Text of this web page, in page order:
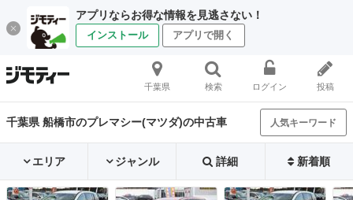
アプリならお得な情報を見逃さない！
インストール アプリで開く
千葉県 検索 ログイン 投稿
千葉県 船橋市のプレマシー(マツダ)の中古車 人気キーワード
エリア ジャンル 詳細 新着順